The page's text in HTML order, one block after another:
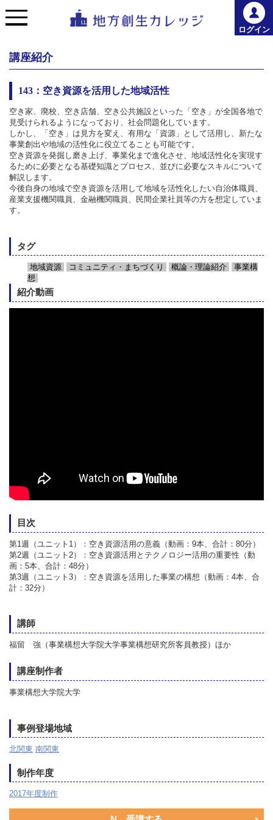
ログイン
講座紹介
143：空き資源を活用した地域活性
空き家、廃校、空き店舗、空き公共施設といった「空き」が全国各地で
見受けられるようになっており、社会問題化しています。
しかし、「空き」は見方を変え、有用な「資源」として活用し、新たな
事業創出や地域の活性化に役立てることも可能です。
空き資源を発掘し磨き上げ、事業化まで進化させ、地域活性化を実現す
るために必要となる基礎知識とプロセス、並びに必要なスキルについて
解説します。
今後自身の地域で空き資源を活用して地域を活性化したい自治体職員、
産業支援機関職員、金融機関職員、民間企業社員等の方を想定していま
す。
タグ
地域資源 コミュニティ・まちづくり 概論・理論紹介
事業構
想
紹介動画
目次
第1週（ユニット1）：空き資源活用の意義（動画：9本、合計：80分）
第2週（ユニット2）：空き資源活用とテクノロジー活用の重要性（動
画：5本、合計：48分）
第3週（ユニット3）：空き資源を活用した事業の構想（動画：4本、合
計：32分）
講師
福留 強（事業構想大学院大学事業構想研究所客員教授）ほか
講座制作者
事業構想大学院大学
事例登場地域
北関東 南関東
制作年度
2017年度制作